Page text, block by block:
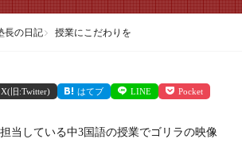
長の日記 授業にこだわりを
X(旧:Twitter) はてブ LINE Pocket
当している中3国語の授業でゴリラの映像